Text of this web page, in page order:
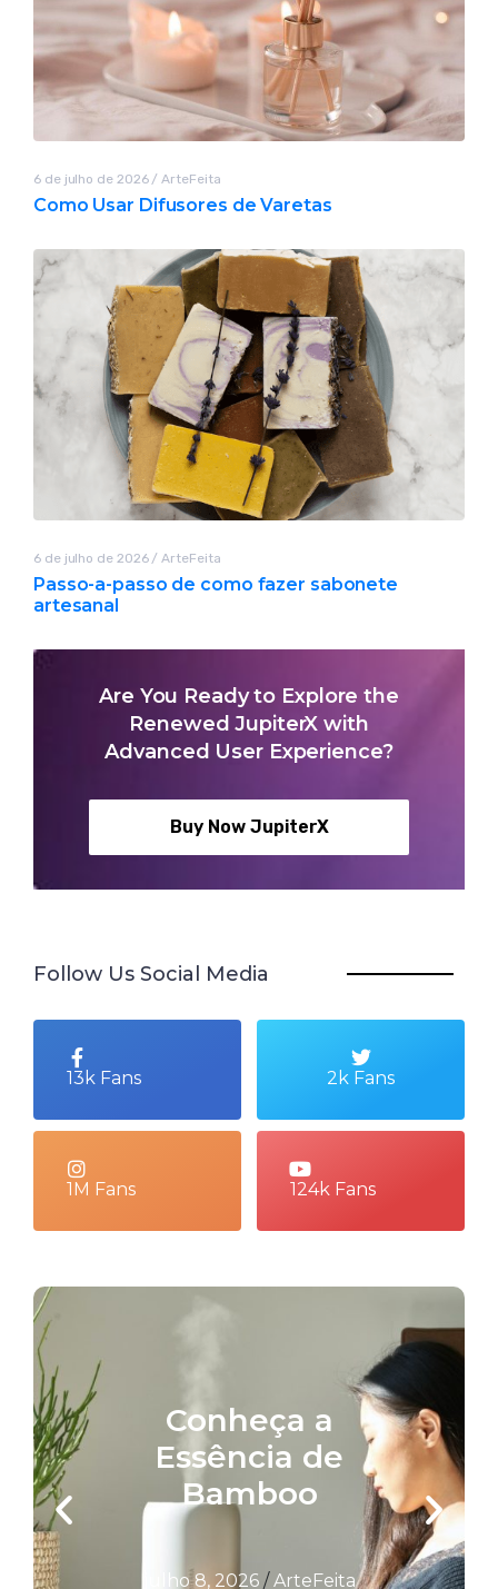
6 de julho de 2026 / ArteFeita
Como Usar Difusores de Varetas
6 de julho de 2026 / ArteFeita
Passo-a-passo de como fazer sabonete
artesanal
Are You Ready to Explore the
Renewed JupiterX with
Advanced User Experience?
Buy Now JupiterX
Follow Us Social Media
13k Fans 2k Fans
1M Fans 124k Fans
Conheça a
Essência de
Bamboo
julho 8, 2026 / ArteFeita